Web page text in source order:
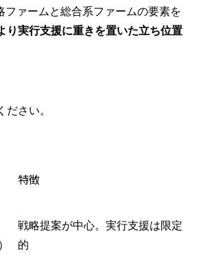
ファームと総合系ファームの要素を
り実行支援に重きを置いた立ち位置
ださい。
特徴
戦略提案が中心。実行支援は限定
的